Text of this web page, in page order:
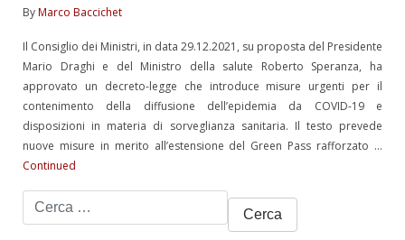
ByMarco Baccichet
Il Consiglio dei Ministri, in data 29.12.2021, su proposta del Presidente
Mario Draghi e del Ministro della salute Roberto Speranza, ha
approvato un decreto-legge che introduce misure urgenti per il
contenimento della diffusione dell’epidemia da COVID-19 e
disposizioni in materia di sorveglianza sanitaria. Il testo prevede
nuove misure in merito all’estensione del Green Pass rafforzato …
Continued
Ricerca
per: